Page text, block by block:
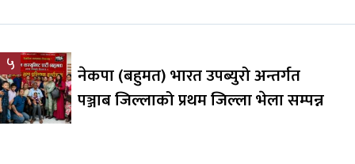
५
नेकपा (बहुमत) भारत उपब्युरो अन्तर्गत
पञ्जाब जिल्लाको प्रथम जिल्ला भेला सम्पन्न